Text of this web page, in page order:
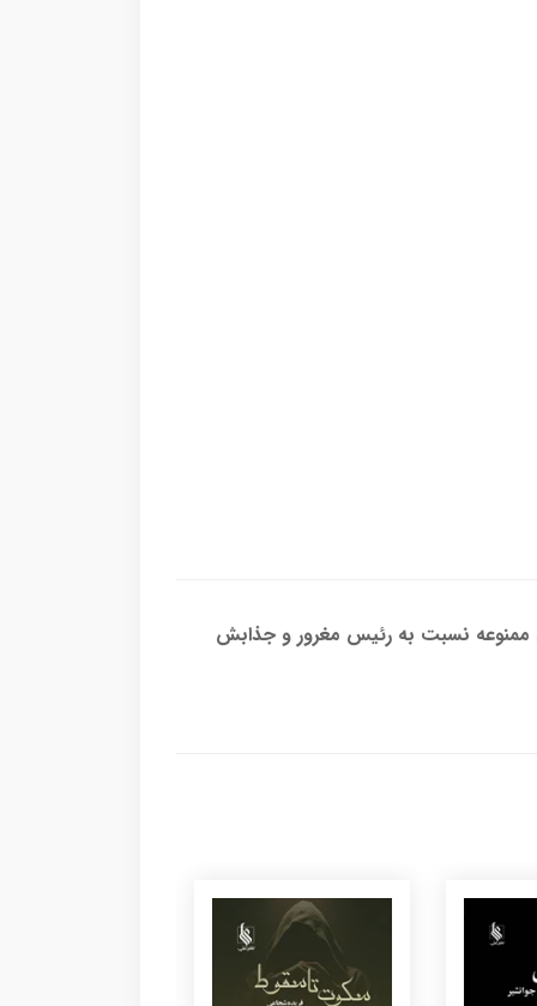
ممنوعه نسبت به رئیس مغرور و جذابش